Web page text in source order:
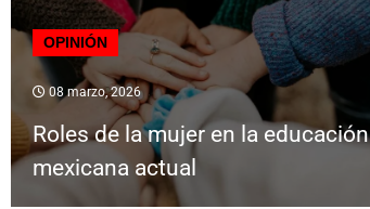
OPINIÓN
08 marzo, 2026
Roles de la mujer en la educación
mexicana actual